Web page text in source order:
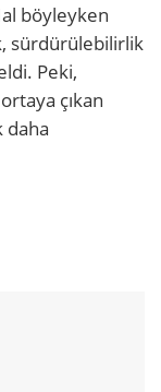
böyleyken
sürdürülebilirlik
Peki,
çıkan
daha